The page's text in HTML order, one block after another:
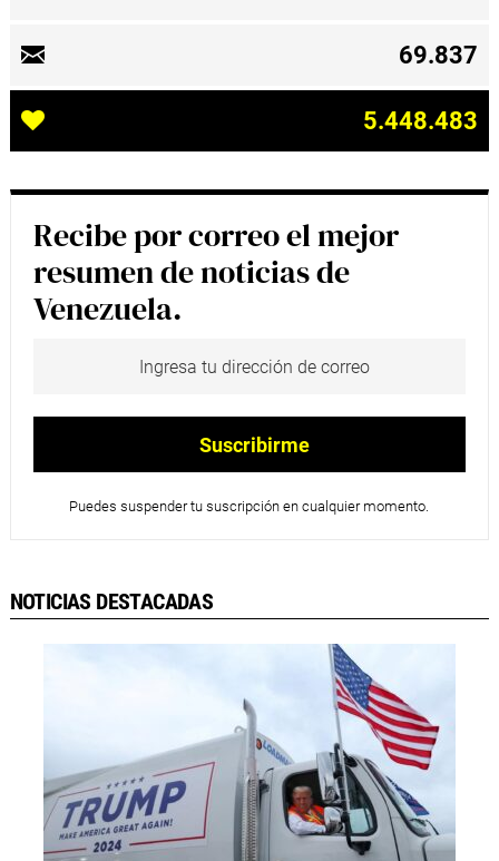
69.837
5.448.483
Recibe por correo el mejor
resumen de noticias de
Venezuela.
Puedes suspender tu suscripción en cualquier momento.
NOTICIAS DESTACADAS